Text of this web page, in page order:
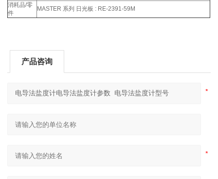
消耗品/零
件
MASTER 系列 日光板 : RE-2391-59M
产品咨询